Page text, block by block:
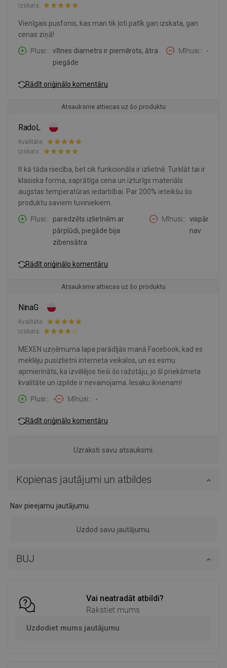
BUJ
Vai neatradāt atbildi?
Rakstiet mums
Uzdodiet mums jautājumu
Izskats:
Vienīgais pusfonis, kas man tik ļoti patīk gan izskata, gan
cenas ziņā!
Plusi:
vītnes diametrs ir piemērots, ātra
piegāde
Mīnusi: -
Rādīt oriģinālo komentāru
Atsauksme attiecas uz šo produktu
RadoL
Kvalitāte:
Izskats:
It kā tāda niecība, bet cik funkcionāla ir izlietnē. Turklāt tai ir
klasiska forma, saprātīga cena un izturīgs materiāls
augstas temperatūras iedarbībai. Par 200% ieteikšu šo
produktu saviem tuviniekiem.
Plusi:
paredzēts izlietnēm ar
pārplūdi, piegāde bija
zibensātra
Mīnusi:
vispār
nav
Rādīt oriģinālo komentāru
Atsauksme attiecas uz šo produktu
NinaG
Kvalitāte:
Izskats:
MEXEN uzņēmuma lapa parādījās manā Facebook, kad es
meklēju pusizlietni interneta veikalos, un es esmu
apmierināts, ka izvēlējos tieši šo ražotāju, jo šī priekšmeta
kvalitāte un izpilde ir nevainojama. Iesaku ikvienam!
Plusi:
- Mīnusi: -
Rādīt oriģinālo komentāru
Uzraksti savu atsauksmi.
Kopienas jautājumi un atbildes
Nav pieejamu jautājumu.
Uzdod savu jautājumu.